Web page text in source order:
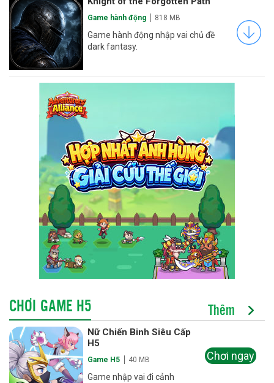
Game hành động 818 MB
Game hành động nhập vai chủ đề
dark fantasy.
CHƠI GAME H5 Thêm
Nữ Chiến Binh Siêu Cấp
H5
Game H5 40 MB
Game nhập vai đi cảnh
Chơi ngay